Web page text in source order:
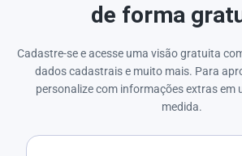
de forma
Cadastre-se e acesse uma visão gratuita
dados cadastrais e muito mais. Para
personalize com informações extras em
medida.